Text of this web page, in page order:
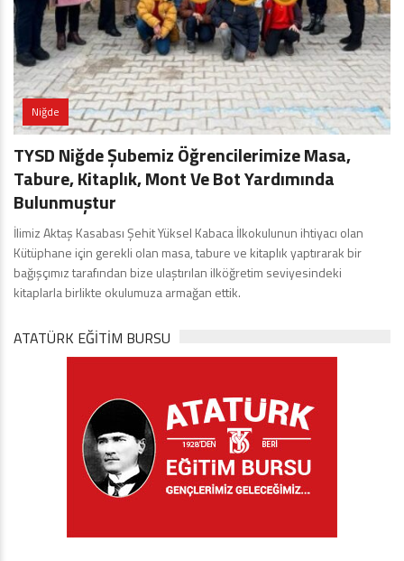
Niğde
TYSD Niğde Şubemiz Öğrencilerimize Masa,
Tabure, Kitaplık, Mont Ve Bot Yardımında
Bulunmuştur
İlimiz Aktaş Kasabası Şehit Yüksel Kabaca İlkokulunun ihtiyacı olan
Kütüphane için gerekli olan masa, tabure ve kitaplık yaptırarak bir
bağışçımız tarafından bize ulaştırılan ilköğretim seviyesindeki
kitaplarla birlikte okulumuza armağan ettik.
ATATÜRK EĞITIM BURSU